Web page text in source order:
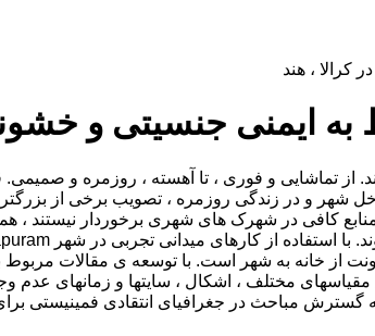
، هند
ایمنی جنسیتی و
تماشایی و فوری ، تا آهسته ، روزمره و صمیمی.
کافی در شهرک های شهری برخوردار نیستند ،
از خانه به شهر است. با توسعه ی مقالات
مختلف ، اشکال ، سایتها و زمانهای عدم وجود
مباحث در جغرافیای انتقادی فمینیستی